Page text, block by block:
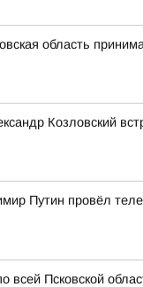
область
Козловский
Путин провёл
всей Псковской